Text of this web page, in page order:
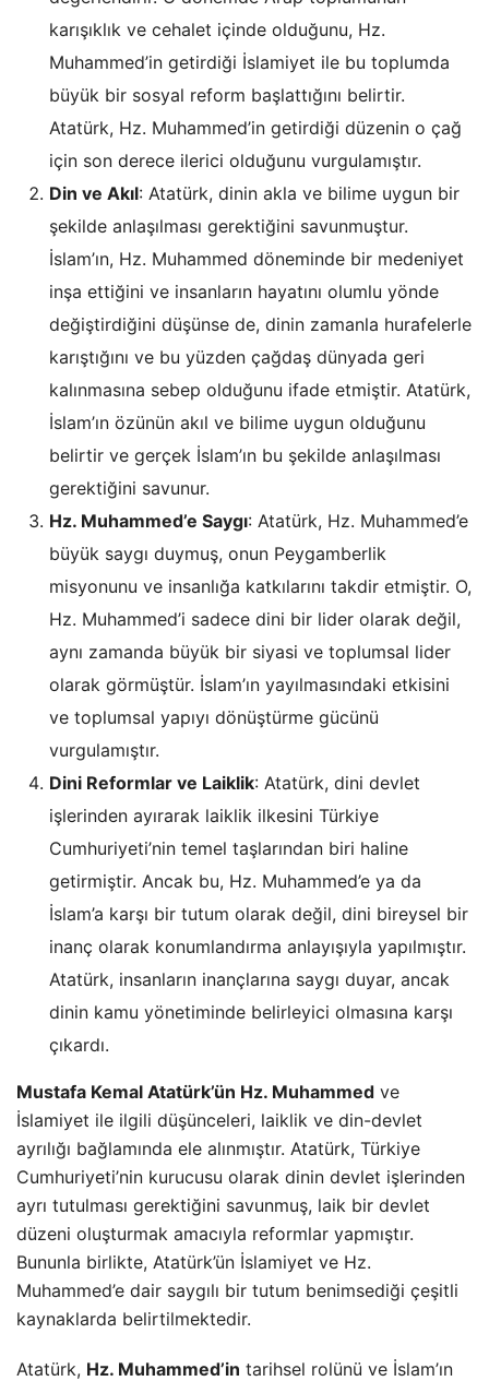
karışıklık ve cehalet içinde olduğunu, Hz.
Muhammed’in getirdiği İslamiyet ile bu toplumda
büyük bir sosyal reform başlattığını belirtir.
Atatürk, Hz. Muhammed’in getirdiği düzenin o çağ
için son derece ilerici olduğunu vurgulamıştır.
Din ve Akıl: Atatürk, dinin akla ve bilime uygun bir
şekilde anlaşılması gerektiğini savunmuştur.
İslam’ın, Hz. Muhammed döneminde bir medeniyet
inşa ettiğini ve insanların hayatını olumlu yönde
değiştirdiğini düşünse de, dinin zamanla hurafelerle
karıştığını ve bu yüzden çağdaş dünyada geri
kalınmasına sebep olduğunu ifade etmiştir. Atatürk,
İslam’ın özünün akıl ve bilime uygun olduğunu
belirtir ve gerçek İslam’ın bu şekilde anlaşılması
gerektiğini savunur.
Hz. Muhammed’e Saygı: Atatürk, Hz. Muhammed’e
büyük saygı duymuş, onun Peygamberlik
misyonunu ve insanlığa katkılarını takdir etmiştir. O,
Hz. Muhammed’i sadece dini bir lider olarak değil,
aynı zamanda büyük bir siyasi ve toplumsal lider
olarak görmüştür. İslam’ın yayılmasındaki etkisini
ve toplumsal yapıyı dönüştürme gücünü
vurgulamıştır.
Dini Reformlar ve Laiklik: Atatürk, dini devlet
işlerinden ayırarak laiklik ilkesini Türkiye
Cumhuriyeti’nin temel taşlarından biri haline
getirmiştir. Ancak bu, Hz. Muhammed’e ya da
İslam’a karşı bir tutum olarak değil, dini bireysel bir
inanç olarak konumlandırma anlayışıyla yapılmıştır.
Atatürk, insanların inançlarına saygı duyar, ancak
dinin kamu yönetiminde belirleyici olmasına karşı
çıkardı.
Mustafa Kemal Atatürk’ün Hz. Muhammed ve
İslamiyet ile ilgili düşünceleri, laiklik ve din-devlet
ayrılığı bağlamında ele alınmıştır. Atatürk, Türkiye
Cumhuriyeti’nin kurucusu olarak dinin devlet işlerinden
ayrı tutulması gerektiğini savunmuş, laik bir devlet
düzeni oluşturmak amacıyla reformlar yapmıştır.
Bununla birlikte, Atatürk’ün İslamiyet ve Hz.
Muhammed’e dair saygılı bir tutum benimsediği çeşitli
kaynaklarda belirtilmektedir.
Atatürk, Hz. Muhammed’in tarihsel rolünü ve İslam’ın